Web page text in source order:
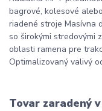
bagrové, kolesové
riadené stroje Masívna
so širokými stredovými
oblasti ramena pre
Optimalizovaný valivý
Tovar zaradený